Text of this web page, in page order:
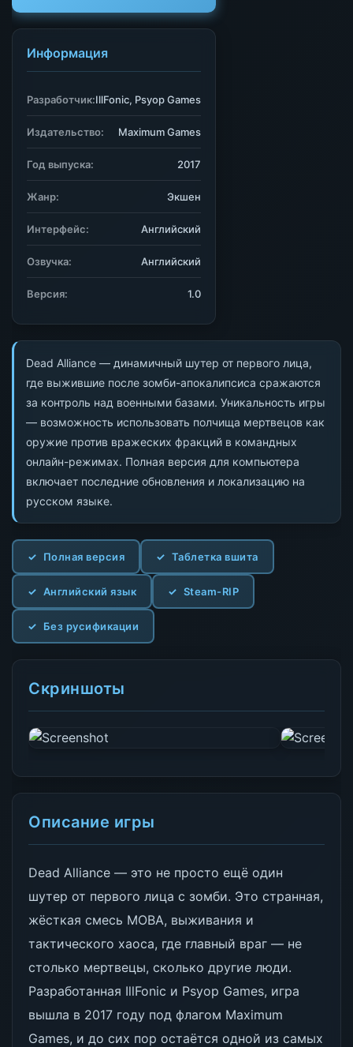
Dead Alliance — динамичный шутер от первого лица,
где выжившие после зомби-апокалипсиса сражаются
за контроль над военными базами. Уникальность игры
— возможность использовать полчища мертвецов как
оружие против вражеских фракций в командных
онлайн-режимах. Полная версия для компьютера
включает последние обновления и локализацию на
русском языке.
Полная версия Таблетка вшита
Английский язык Steam-RIP
Без русификации
Скриншоты
Описание игры
Dead Alliance — это не просто ещё один
шутер от первого лица с зомби. Это странная,
жёсткая смесь MOBA, выживания и
тактического хаоса, где главный враг — не
столько мертвецы, сколько другие люди.
Разработанная IllFonic и Psyop Games, игра
вышла в 2017 году под флагом Maximum
Games, и до сих пор остаётся одной из самых
Информация
Разработчик:IllFonic, Psyop Games
Издательство: Maximum Games
Год выпуска: 2017
Жанр: Экшен
Интерфейс: Английский
Озвучка: Английский
Версия: 1.0